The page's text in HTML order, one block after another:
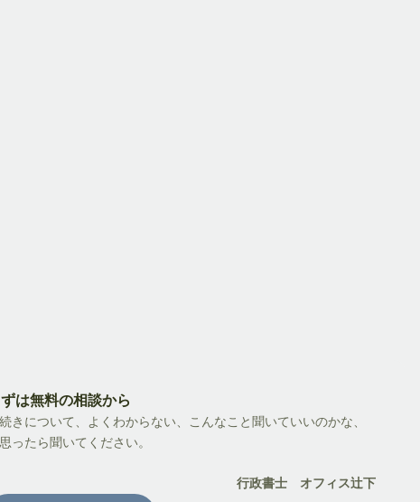
ずは無料の相談から
きについて、よくわからない、こんなこと聞いていいのかな、
ったら聞いてください。
行政書士 オフィス辻下